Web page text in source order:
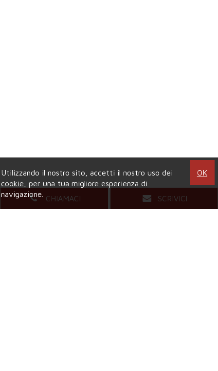
CHIAMACI SCRIVICI
Utilizzando il nostro sito, accetti il nostro uso dei
cookie , per una tua migliore esperienza di
navigazione.
OK